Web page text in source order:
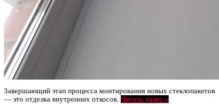
Завершающий этап процесса монтирования новых стеклопакетов
— это отделка внутренних откосов. Читать далее »